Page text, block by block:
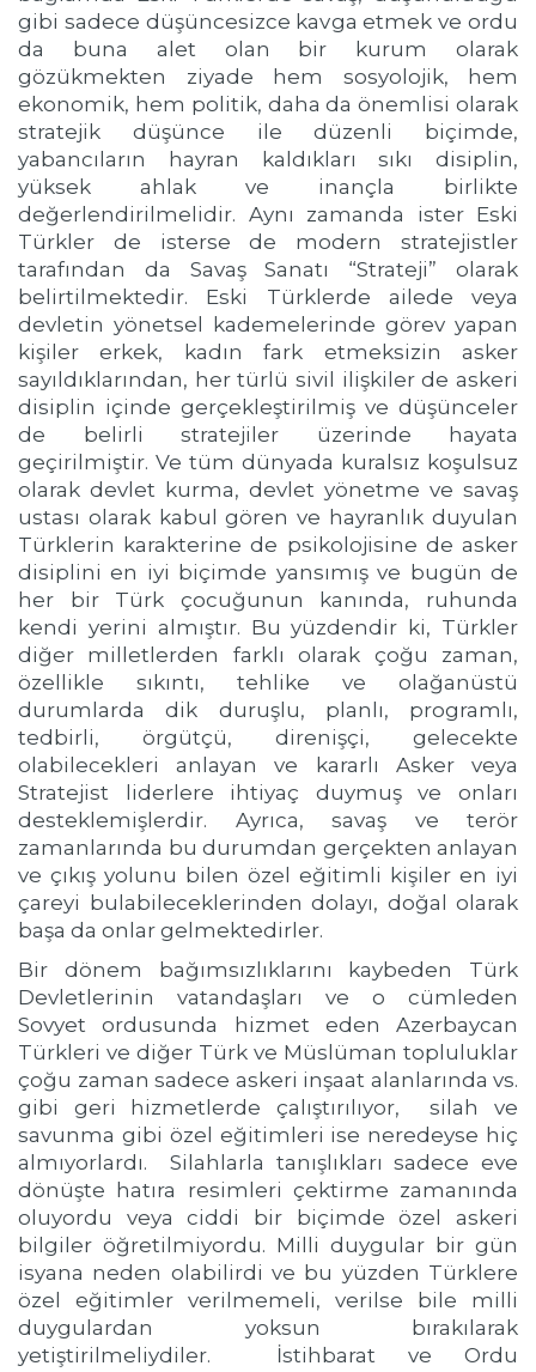
gibi sadece düşüncesizce kavga etmek ve ordu
da buna alet olan bir kurum olarak
gözükmekten ziyade hem sosyolojik, hem
ekonomik, hem politik, daha da önemlisi olarak
stratejik düşünce ile düzenli biçimde,
yabancıların hayran kaldıkları sıkı disiplin,
yüksek ahlak ve inançla birlikte
değerlendirilmelidir. Aynı zamanda ister Eski
Türkler de isterse de modern stratejistler
tarafından da Savaş Sanatı “Strateji” olarak
belirtilmektedir. Eski Türklerde ailede veya
devletin yönetsel kademelerinde görev yapan
kişiler erkek, kadın fark etmeksizin asker
sayıldıklarından, her türlü sivil ilişkiler de askeri
disiplin içinde gerçekleştirilmiş ve düşünceler
de belirli stratejiler üzerinde hayata
geçirilmiştir. Ve tüm dünyada kuralsız koşulsuz
olarak devlet kurma, devlet yönetme ve savaş
ustası olarak kabul gören ve hayranlık duyulan
Türklerin karakterine de psikolojisine de asker
disiplini en iyi biçimde yansımış ve bugün de
her bir Türk çocuğunun kanında, ruhunda
kendi yerini almıştır. Bu yüzdendir ki, Türkler
diğer milletlerden farklı olarak çoğu zaman,
özellikle sıkıntı, tehlike ve olağanüstü
durumlarda dik duruşlu, planlı, programlı,
tedbirli, örgütçü, direnişçi, gelecekte
olabilecekleri anlayan ve kararlı Asker veya
Stratejist liderlere ihtiyaç duymuş ve onları
desteklemişlerdir. Ayrıca, savaş ve terör
zamanlarında bu durumdan gerçekten anlayan
ve çıkış yolunu bilen özel eğitimli kişiler en iyi
çareyi bulabileceklerinden dolayı, doğal olarak
başa da onlar gelmektedirler.
Bir dönem bağımsızlıklarını kaybeden Türk
Devletlerinin vatandaşları ve o cümleden
Sovyet ordusunda hizmet eden Azerbaycan
Türkleri ve diğer Türk ve Müslüman topluluklar
çoğu zaman sadece askeri inşaat alanlarında vs.
gibi geri hizmetlerde çalıştırılıyor, silah ve
savunma gibi özel eğitimleri ise neredeyse hiç
almıyorlardı. Silahlarla tanışlıkları sadece eve
dönüşte hatıra resimleri çektirme zamanında
oluyordu veya ciddi bir biçimde özel askeri
bilgiler öğretilmiyordu. Milli duygular bir gün
isyana neden olabilirdi ve bu yüzden Türklere
özel eğitimler verilmemeli, verilse bile milli
duygulardan yoksun bırakılarak
yetiştirilmeliydiler. İstihbarat ve Ordu